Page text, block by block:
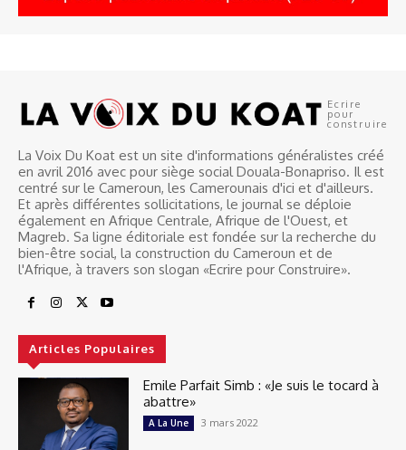
Ecrire
pour
construire
La Voix Du Koat est un site d'informations généralistes créé
en avril 2016 avec pour siège social Douala-Bonapriso. Il est
centré sur le Cameroun, les Camerounais d'ici et d'ailleurs.
Et après différentes sollicitations, le journal se déploie
également en Afrique Centrale, Afrique de l'Ouest, et
Magreb. Sa ligne éditoriale est fondée sur la recherche du
bien-être social, la construction du Cameroun et de
l'Afrique, à travers son slogan «Ecrire pour Construire».
Articles Populaires
Emile Parfait Simb : «Je suis le tocard à
abattre»
A La Une 3 mars 2022